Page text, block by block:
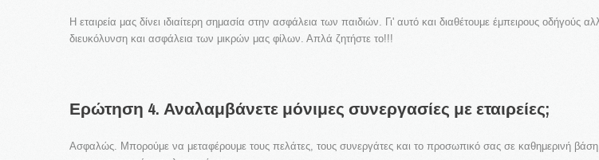
Η εταιρεία μας δίνει ιδιαίτερη σημασία στην ασφάλεια των παιδιών. Γι' αυτό και διαθέτουμε έμπειρους οδήγούς
διευκόλυνση και ασφάλεια των μικρών μας φίλων. Απλά ζητήστε το!!!
Ερώτηση 4. Αναλαμβάνετε μόνιμες συνεργασίες μεεταιρείες;
Ασφαλώς. Μπορούμε να μεταφέρουμε τους πελάτες, τους συνεργάτες και το προσωπικό σας σε καθημερινή